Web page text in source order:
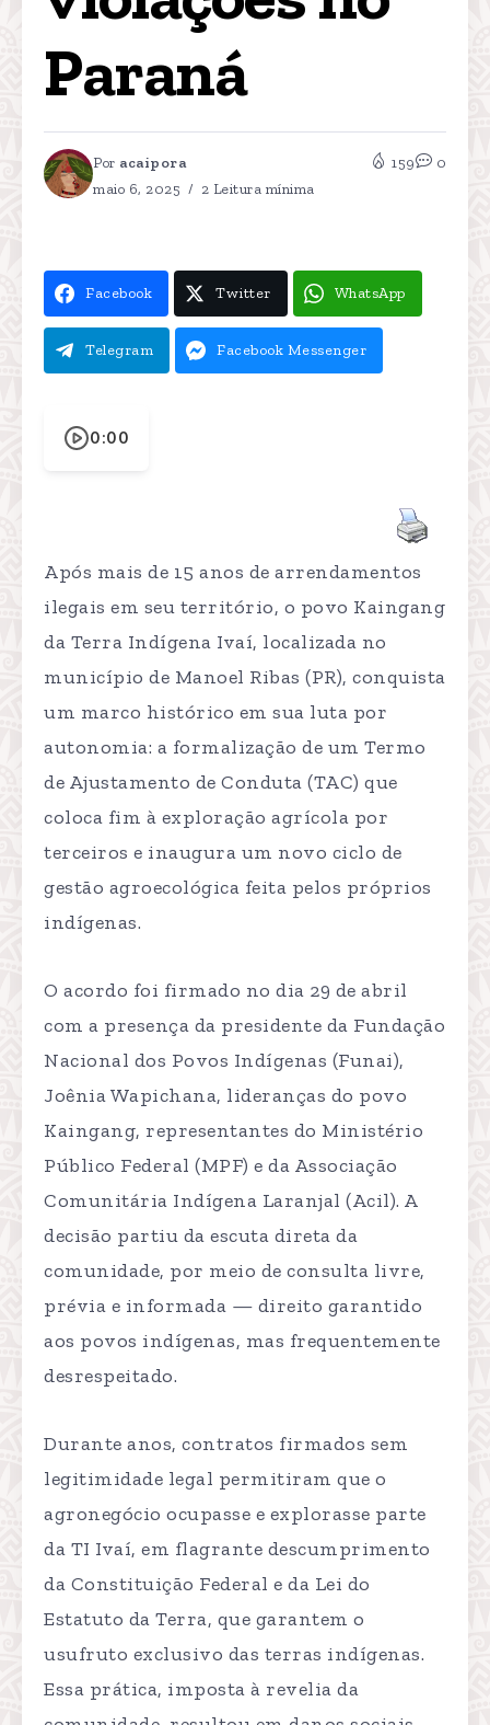
Paraná
Por acaipora
maio 6, 2025
2 Leitura mínima
159 0
Facebook Twitter WhatsApp
Telegram Facebook Messenger
0:00
Após mais de 15 anos de arrendamentos
ilegais em seu território, o povo Kaingang
da Terra Indígena Ivaí, localizada no
município de Manoel Ribas (PR), conquista
um marco histórico em sua luta por
autonomia: a formalização de um Termo
de Ajustamento de Conduta (TAC) que
coloca fim à exploração agrícola por
terceiros e inaugura um novo ciclo de
gestão agroecológica feita pelos próprios
indígenas.
O acordo foi firmado no dia 29 de abril
com a presença da presidente da Fundação
Nacional dos Povos Indígenas (Funai),
Joênia Wapichana, lideranças do povo
Kaingang, representantes do Ministério
Público Federal (MPF) e da Associação
Comunitária Indígena Laranjal (Acil). A
decisão partiu da escuta direta da
comunidade, por meio de consulta livre,
prévia e informada — direito garantido
aos povos indígenas, mas frequentemente
desrespeitado.
Durante anos, contratos firmados sem
legitimidade legal permitiram que o
agronegócio ocupasse e explorasse parte
da TI Ivaí, em flagrante descumprimento
da Constituição Federal e da Lei do
Estatuto da Terra, que garantem o
usufruto exclusivo das terras indígenas.
Essa prática, imposta à revelia da